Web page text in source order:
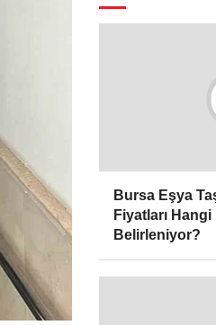
Bursa Eşya
Fiyatları
Belirleniyor?